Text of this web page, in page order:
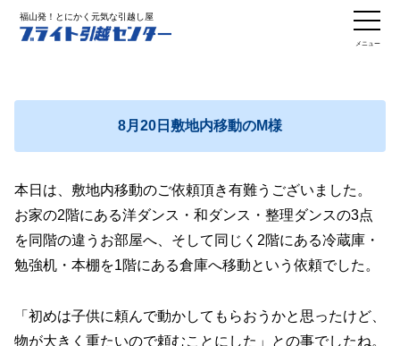
福山発！とにかく元気な引越し屋
メニュー
8月20日敷地内移動のM様
本日は、敷地内移動のご依頼頂き有難うございました。
お家の2階にある洋ダンス・和ダンス・整理ダンスの3点
を同階の違うお部屋へ、そして同じく2階にある冷蔵庫・
勉強机・本棚を1階にある倉庫へ移動という依頼でした。
「初めは子供に頼んで動かしてもらおうかと思ったけど、
物が大きく重たいので頼むことにした」との事でしたね。